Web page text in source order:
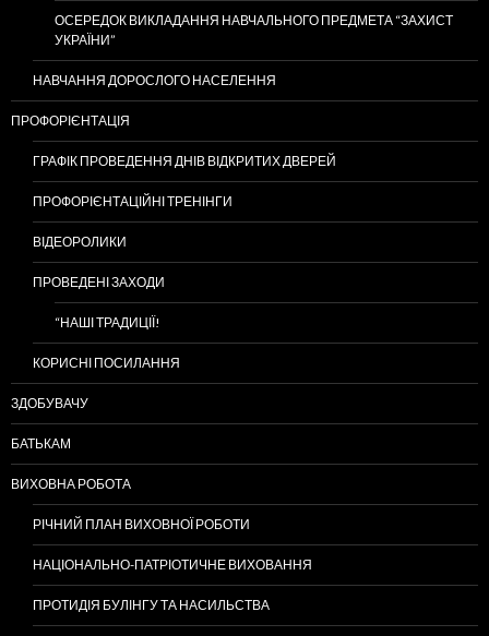
ОСЕРЕДОК ВИКЛАДАННЯ НАВЧАЛЬНОГО ПРЕДМЕТА “ЗАХИСТ
УКРАЇНИ”
НАВЧАННЯ ДОРОСЛОГО НАСЕЛЕННЯ
ПРОФОРІЄНТАЦІЯ
ГРАФІК ПРОВЕДЕННЯ ДНІВ ВІДКРИТИХ ДВЕРЕЙ
ПРОФОРІЄНТАЦІЙНІ ТРЕНІНГИ
ВІДЕОРОЛИКИ
ПРОВЕДЕНІ ЗАХОДИ
“НАШІ ТРАДИЦІЇ!
КОРИСНІ ПОСИЛАННЯ
ЗДОБУВАЧУ
БАТЬКАМ
ВИХОВНА РОБОТА
РІЧНИЙ ПЛАН ВИХОВНОЇ РОБОТИ
НАЦІОНАЛЬНО-ПАТРІОТИЧНЕ ВИХОВАННЯ
ПРОТИДІЯ БУЛІНГУ ТА НАСИЛЬСТВА